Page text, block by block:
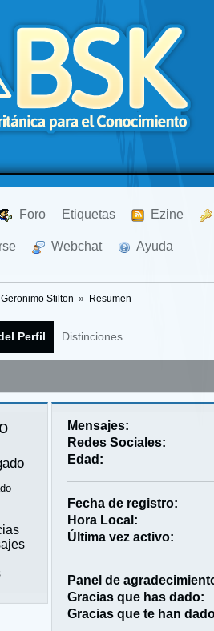
Foro Etiquetas Ezine
Webchat Ayuda
Stilton » Resumen
Perfil Distinciones
Mensajes:
Redes Sociales:
Edad:
Fecha de registro:
Hora Local:
Última vez activo:
Panel de
Gracias que has dado:
Gracias que te han